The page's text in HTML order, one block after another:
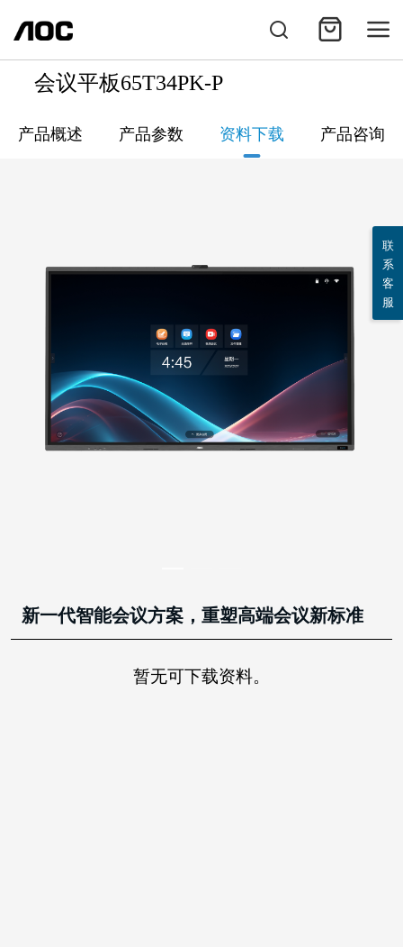
会议平板65T34PK-P
产品概述 产品参数 资料下载 产品咨询
新一代智能会议方案，重塑高端会议新标准
暂无可下载资料。
联
系
客
服